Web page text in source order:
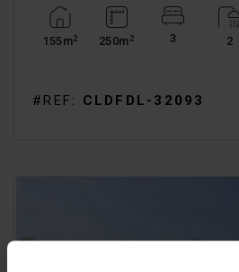
155m2 250m2 3 2
#REF: CLDFDL-32093